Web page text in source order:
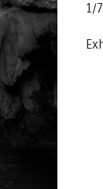
1/7